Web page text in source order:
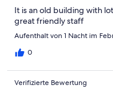
It is an old building with
great friendly staff
Aufenthalt von 1 Nacht im
0
Verifizierte Bewertung